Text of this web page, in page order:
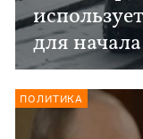
для
ПОЛИТИКА